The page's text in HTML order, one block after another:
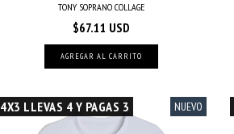
TONY SOPRANO COLLAGE
$67.11 USD
AGREGAR AL CARRITO
4X3 LLEVAS 4 Y PAGAS 3 NUEVO